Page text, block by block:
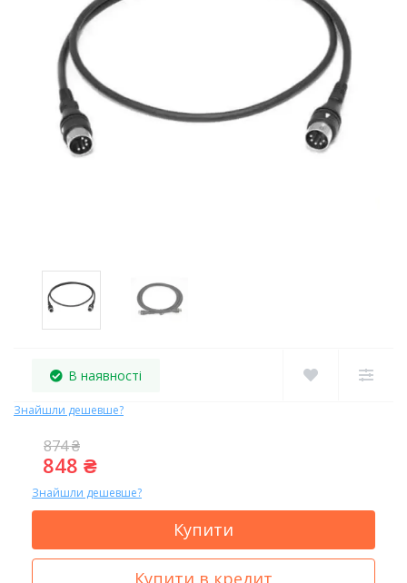
В наявності
Знайшли дешевше?
874 ₴
848 ₴
Знайшли дешевше?
Купити
Купити в кредит